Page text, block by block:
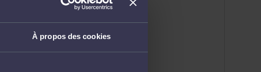
À propos des cookies